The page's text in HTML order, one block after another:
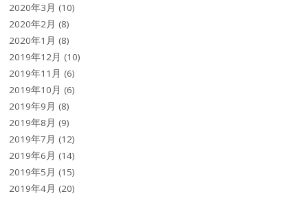
2020年3月 (10)
2020年2月 (8)
2020年1月 (8)
2019年12月 (10)
2019年11月 (6)
2019年10月 (6)
2019年9月 (8)
2019年8月 (9)
2019年7月 (12)
2019年6月 (14)
2019年5月 (15)
2019年4月 (20)